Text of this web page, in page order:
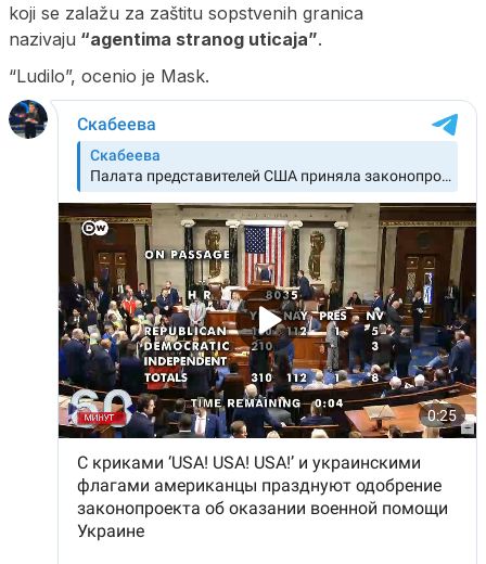
koji se zalažu za zaštitu sopstvenih granica
nazivaju “agentima stranog uticaja”.
“Ludilo”, ocenio je Mask.